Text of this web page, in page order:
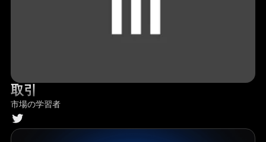
取引
市場の学習者